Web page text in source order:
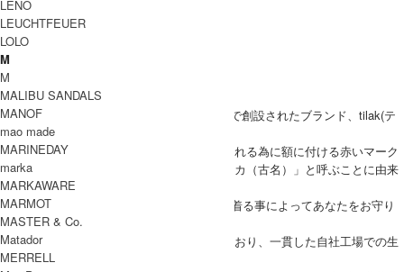
ブランド紹介
tilak
登山家Roman Kamler氏によりチェコ共和国で創設されたブランド、tilak(テ
ィラック)
ブランドネームはヒンズー教徒が神から守られる為に額に付ける赤いマーク
を、tika「ティカ」または、tilaka「ティラッカ（古名）」と呼ぶことに由来
しています。
tilakのウェアに施される赤い刺繍は「tilakを着る事によってあなたをお守り
します。」という意味が込められています。
生産性よりも、ひとつひとつ質を重要視しており、一貫した自社工場での生
産管理を行っています。
LENO
LEUCHTFEUER
LOLO
M
M
MALIBU SANDALS
MANOF
mao made
MARINEDAY
marka
MARKAWARE
MARMOT
MASTER & Co.
Matador
MERRELL